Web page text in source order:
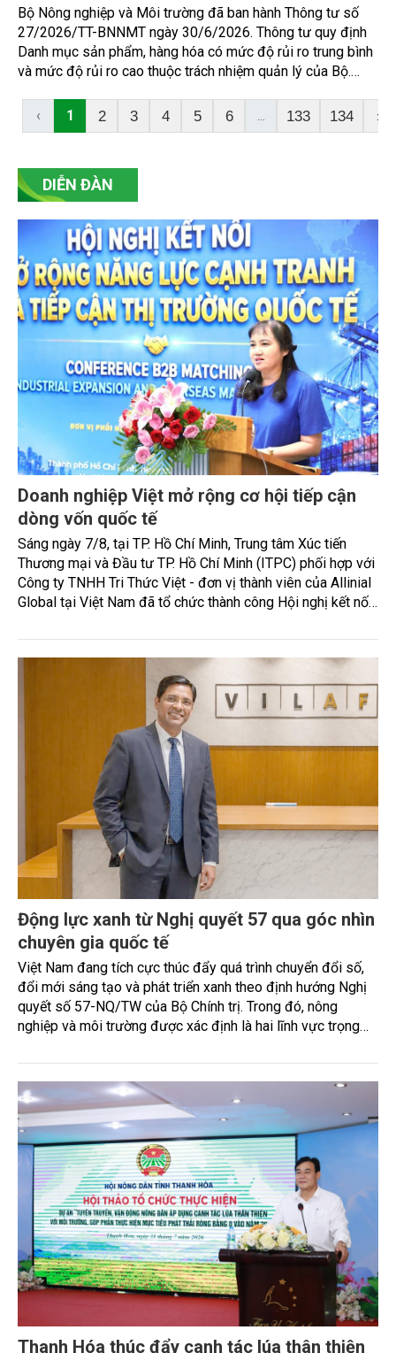
Bộ Nông nghiệp và Môi trường đã ban hành Thông tư số
27/2026/TT-BNNMT ngày 30/6/2026. Thông tư quy định
Danh mục sản phẩm, hàng hóa có mức độ rủi ro trung bình
và mức độ rủi ro cao thuộc trách nhiệm quản lý của Bộ.
ứng với từng mức độ rủi ro, làm rõ yêu cầu công bố tiêu
chuẩn, chứng nhận hợp quy và kiểm tra chuyên ngành đối
‹ 1 2 3 4 5 6 ... 133 134 ›
DIỄN ĐÀN
Doanh nghiệp Việt mở rộng cơ hội tiếp cận
dòng vốn quốc tế
Sáng ngày 7/8, tại TP. Hồ Chí Minh, Trung tâm Xúc tiến
Thương mại và Đầu tư TP. Hồ Chí Minh (ITPC) phối hợp với
Công ty TNHH Tri Thức Việt - đơn vị thành viên của Allinial
Global tại Việt Nam đã tổ chức thành công Hội nghị kết nối
Động lực xanh từ Nghị quyết 57 qua góc nhìn
chuyên gia quốc tế
Việt Nam đang tích cực thúc đẩy quá trình chuyển đổi số,
đổi mới sáng tạo và phát triển xanh theo định hướng Nghị
quyết số 57-NQ/TW của Bộ Chính trị. Trong đó, nông
nghiệp và môi trường được xác định là hai lĩnh vực trọng
cam kết bền vững toàn cầu, đặc biệt là mục tiêu đưa phát
thải ròng bằng 0 (Net-Zero) vào năm 2050.
Thanh Hóa thúc đẩy canh tác lúa thân thiện